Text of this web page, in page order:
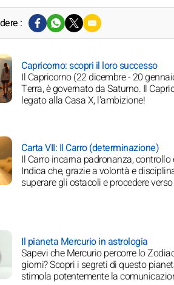
:
Capricorno: scopri il loro successo
Il Capricorno (22 dicembre - 20
Terra, è governato da Saturno. Il
legato alla Casa X, l'ambizione!
Carta VII: Il Carro (determinazione)
Il Carro incarna padronanza, controllo
Indica che, grazie a volontà e
superare gli ostacoli e procedere
Il pianeta Mercurio in astrologia
Sapevi che Mercurio percorre lo
giorni? Scopri i segreti di questo
stimola potentemente la